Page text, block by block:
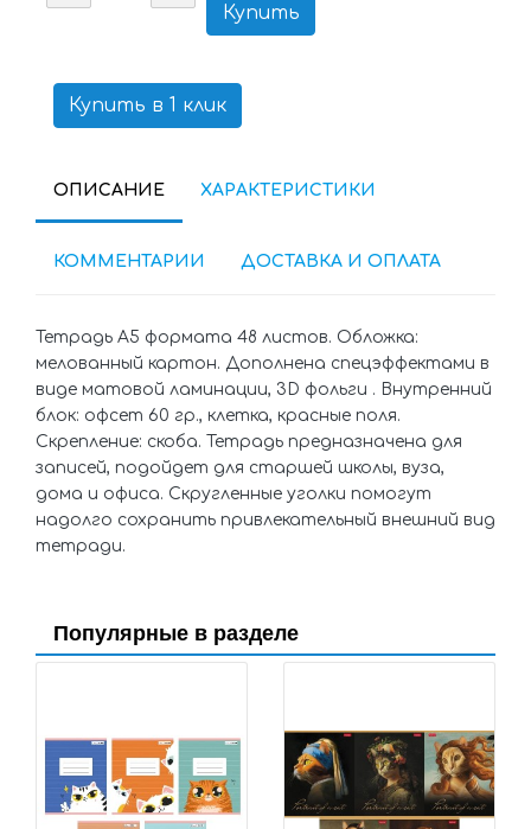
Купить
Купить в 1 клик
ОПИСАНИЕ ХАРАКТЕРИСТИКИ
КОММЕНТАРИИ ДОСТАВКА И ОПЛАТА
Тетрадь А5 формата 48 листов. Обложка:
мелованный картон. Дополнена спецэффектами в
виде матовой ламинации, 3D фольги . Внутренний
блок: офсет 60 гр., клетка, красные поля.
Скрепление: скоба. Тетрадь предназначена для
записей, подойдет для старшей школы, вуза,
дома и офиса. Скругленные уголки помогут
надолго сохранить привлекательный внешний вид
тетради.
Популярные в разделе